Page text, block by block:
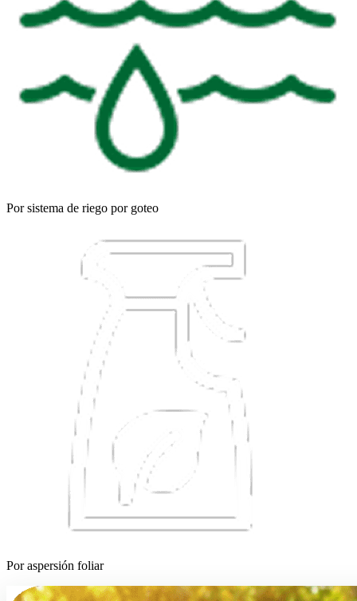
Por sistema de riego por goteo
Por aspersión foliar